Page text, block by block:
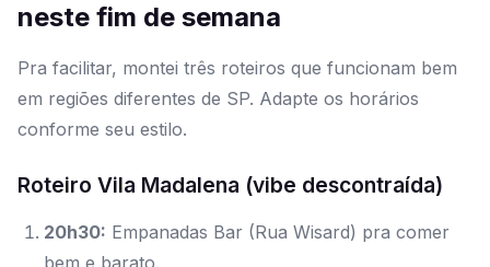
neste fim de semana
Pra facilitar, montei três roteiros que funcionam bem
em regiões diferentes de SP. Adapte os horários
conforme seu estilo.
Roteiro Vila Madalena (vibe descontraída)
20h30: Empanadas Bar (Rua Wisard) pra comer